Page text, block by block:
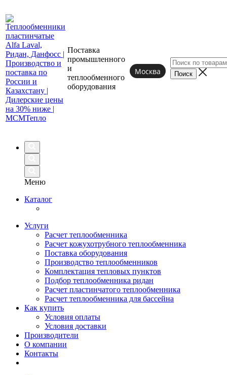
Поставка
промышленного
и
теплообменного
оборудования
Москва
Меню
Каталог
Услуги
Расчет теплообменника
Расчет кожухотрубного теплообменника
Поставка оборудования
Производство теплообменников
Комплектация тепловых пунктов
Подбор теплообменника ридан
Расчет пластинчатого теплообменника
Расчет теплообменника для бассейна
Как купить
Условия оплаты
Условия доставки
Производители
О компании
Контакты